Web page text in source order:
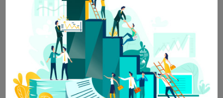
Khối cửa hàng
[Hà Nội] Cửa hàng trưởng thời trang nam
ARISTINO
Thỏa thuận Hà Nội
Xem ngay